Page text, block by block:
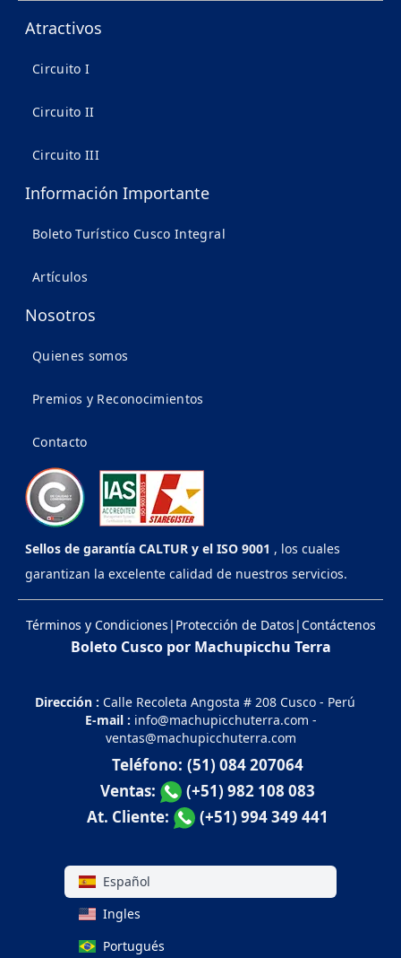
Atractivos
Circuito I
Circuito II
Circuito III
Información Importante
Boleto Turístico Cusco Integral
Artículos
Nosotros
Quienes somos
Premios y Reconocimientos
Contacto
Sellos de garantía CALTUR y el ISO 9001 , los cuales
garantizan la excelente calidad de nuestros servicios.
Términos y Condiciones | Protección de Datos |Contáctenos
Boleto Cusco por Machupicchu Terra
Dirección : Calle Recoleta Angosta # 208 Cusco - Perú
E-mail : info@machupicchuterra.com -
ventas@machupicchuterra.com
Teléfono: (51) 084 207064
Ventas:
(+51) 982 108 083
At. Cliente:
(+51) 994 349 441
Español
Ingles
Portugués